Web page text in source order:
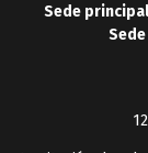
Sede principal